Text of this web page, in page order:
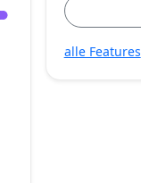
alle Features